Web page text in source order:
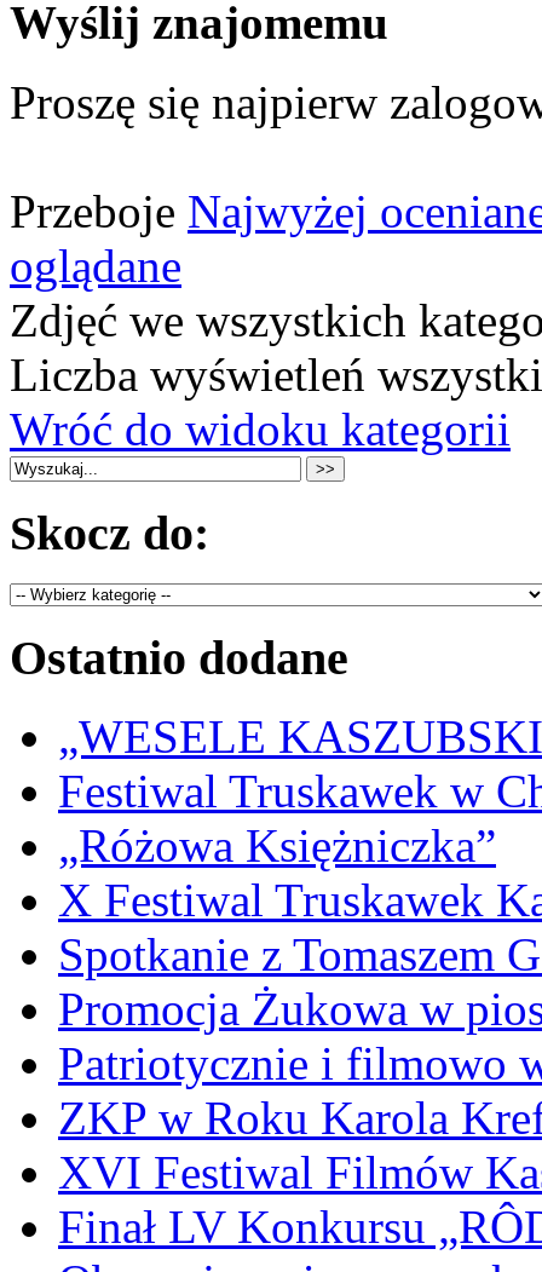
Wyślij znajomemu
Proszę się najpierw
Przeboje Najwyżej
oglądane
Zdjęć we wszystkich
Liczba wyświetleń
Wróć do widoku kategorii
Skocz do:
Ostatnio dodane
„WESELE
Festiwal Truskawek w
„Różowa Księżniczka”
X Festiwal Truskawek
Spotkanie z Tomaszem
Promocja Żukowa w
Patriotycznie i filmowo
ZKP w Roku Karola
XVI Festiwal Filmów
Finał LV Konkursu